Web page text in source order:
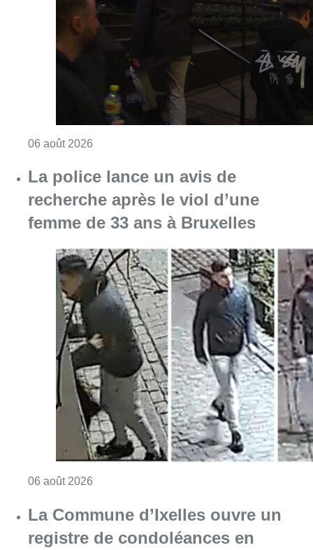
recherche après le viol d’une
femme de 33 ans à Bruxelles
06 août 2026 Consulter l'article "La police lance un avis
La Commune d’Ixelles ouvre un
registre de condoléances en
mémoire de Jaswinder Singh,
commerçant tué lors d’un
braquage